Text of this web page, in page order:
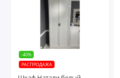
-40%
РАСПРОДАЖА